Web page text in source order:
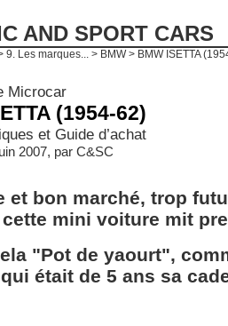
AND SPORT CARS
9. Les marques... > BMW> BMW ISETTA
Microcar
(1954-62)
et Guide d’achat
2007, par C&SC
et bon marché, trop
mini voiture mit
"Pot de yaourt",
était de 5 ans sa